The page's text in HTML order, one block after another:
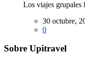
Los viajes grupales
30 octubre,
0
Sobre Upitravel